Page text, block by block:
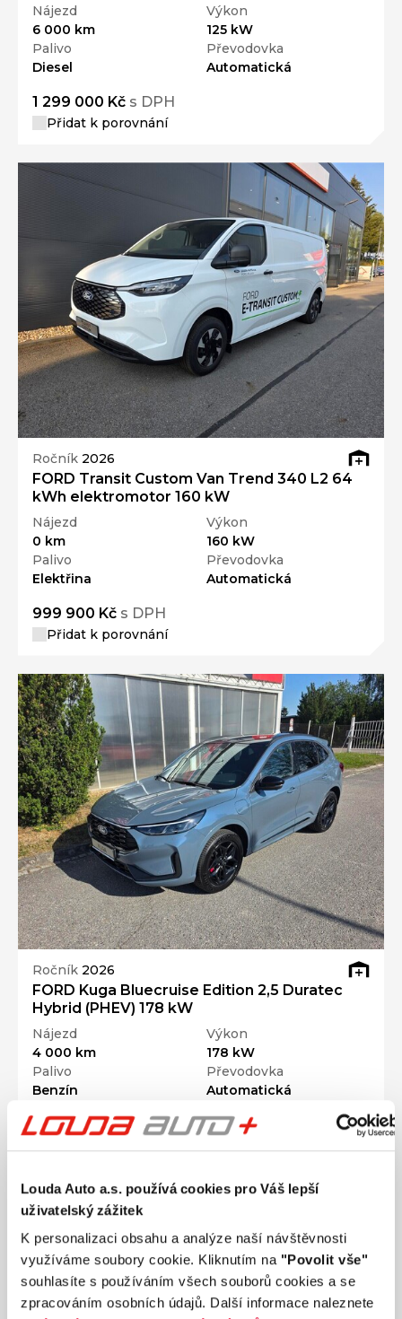
Louda Auto a.s. používá cookies pro Váš lepší
uživatelský zážitek
K personalizaci obsahu a analýze naší návštěvnosti
využíváme soubory cookie. Kliknutím na "Povolit vše"
souhlasíte s používáním všech souborů cookies a se
zpracováním osobních údajů. Další informace naleznete
Nájezd
6 000 km
Výkon
125 kW
Palivo
Diesel
Převodovka
Automatická
1 299 000 Kč s DPH
Přidat k porovnání
Ročník 2026
FORD Transit Custom Van Trend 340 L2 64
kWh elektromotor 160 kW
Nájezd
0 km
Výkon
160 kW
Palivo
Elektřina
Převodovka
Automatická
999 900 Kč s DPH
Přidat k porovnání
Ročník 2026
FORD Kuga Bluecruise Edition 2,5 Duratec
Hybrid (PHEV) 178 kW
Nájezd
4 000 km
Výkon
178 kW
Palivo
Benzín
Převodovka
Automatická
899 900 Kčs DPH
Ušetříte 232 500 Kč